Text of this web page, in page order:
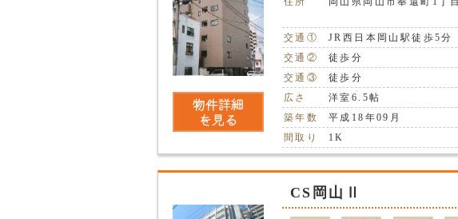
交通①
JR西日本岡山駅徒歩5分
交通②
徒歩分
交通③
徒歩分
広さ
洋室6.5帖
築年数
平成18年09月
間取り
1K
CS岡山Ⅱ